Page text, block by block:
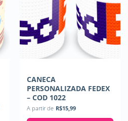
CANECA
PERSONALIZADA FEDEX
– COD 1022
A partir de R$15,99